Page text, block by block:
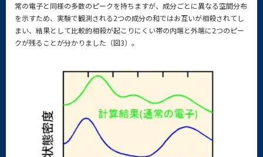
常の電子と同様の多数のピークを持ちますが、成分ごとに異なる空間分布
を示すため、実験で観測される2つの成分の和ではお互いが相殺されてし
まい、結果として比較的相殺が起こりにくい帯の内端と外端に2つのピー
クが残ることが分かりました（図3）。